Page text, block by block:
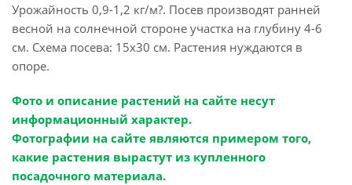
Урожайность 0,9-1,2 кг/м?. Посев производят ранней
весной на солнечной стороне участка на глубину 4-6
см. Схема посева: 15x30 см. Растения нуждаются в
опоре.
Фото и описание растений на сайте несут
информационный характер.
Фотографии на сайте являются примером того,
какие растения вырастут из купленного
посадочного материала.